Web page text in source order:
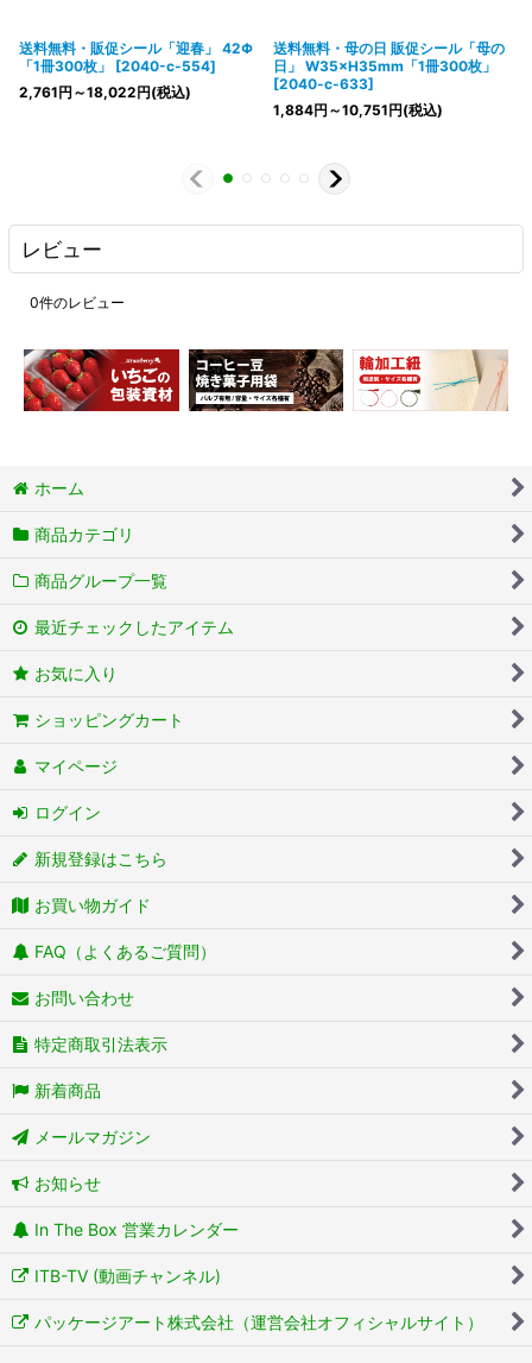
送料無料・販促シール「迎春」 42Φ
「1冊300枚」
[2040-c-554]
2,761円 ～18,022円(税込)
送料無料・母の日 販促シール「母の
日」 W35×H35mm「1冊300枚」
[2040-c-633]
1,884円 ～10,751円(税込)
レビュー
0件のレビュー
ホーム
商品カテゴリ
商品グループ一覧
最近チェックしたアイテム
お気に入り
ショッピングカート
マイページ
ログイン
新規登録はこちら
お買い物ガイド
FAQ（よくあるご質問）
お問い合わせ
特定商取引法表示
新着商品
メールマガジン
お知らせ
In The Box 営業カレンダー
ITB-TV (動画チャンネル)
パッケージアート株式会社（運営会社オフィシャルサイト）